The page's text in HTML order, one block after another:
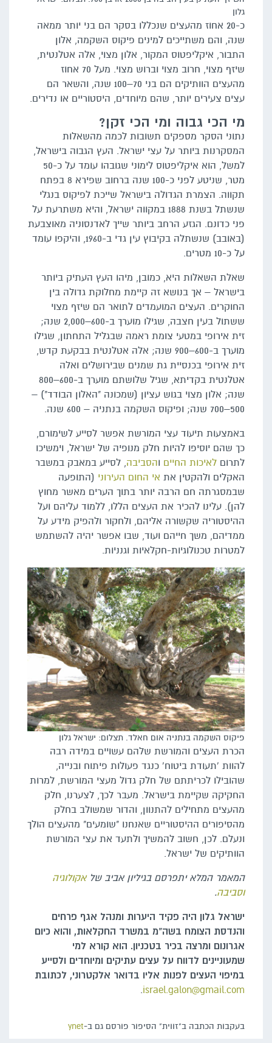
גלון
כ-20 אחוז מהעצים שנכללו בסקר הם בני יותר ממאה
שנה, והם משתייכים למינים פיקוס השקמה, אלון
התבור, איקליפטוס המקור, אלון מצוי, אלה אטלנטית,
שיזף מצוי, חרוב מצוי וברוש מצוי. מעל 70 אחוז
מהעצים הוותיקים הם בני 70–100 שנה, והשאר הם
עצים צעירים יותר, שהם מיוחדים, היסטוריים או נדירים.
מי הכי גבוה ומי הכי זקן?
נתוני הסקר מספקים תשובות לכמה מהשאלות
המסקרנות ביותר על עצי ישראל. העץ הגבוה בישראל,
למשל, הוא איקליפטוס לימוני שגובהו עומד על כ-50
מטר, שניטע לפני כ-100 שנה ברחוב שפירא 8 בפתח
תקווה. הצמרת הגדולה בישראל שייכת לפיקוס בנגלי
שנשתל בשנת 1888 במקווה ישראל, והיא משתרעת על
פני כדונם. הגזע הרחב ביותר שייך לאדנסוניה מאוצבעת
(באובב) שנשתלה בקיבוץ עין גדי ב-1960, והיקפו עומד
על כ-10 מטרים.
שאלת השאלות היא, כמובן, מיהו העץ העתיק ביותר
בישראל – אך בנושא זה קיימת מחלוקת גדולה בין
החוקרים. העצים המועמדים לתואר הם שיזף מצוי
ששתול בעין חצבה, שגילו מוערך ב-600–2,000 שנה;
זית אירופי במטעי צומת ראמה שבגליל התחתון, שגילו
מוערך ב-600–900 שנה; אלה אטלנטית בבקעת קדש,
זית אירופי בכנסיית גת שמנים שבירושלים ואלה
אטלנטית בקדיתא, שגיל שלושתם מוערך ב-600–800
שנה; אלון מצוי בגוש עציון (שמכונה "האלון הבודד") –
500–700 שנה; ופיקוס השקמה בנתניה – 600 שנה.
באמצעות תיעוד עצי המורשת אפשר לסייע לשימורם,
כך שהם יוסיפו להיות חלק מנופיה של ישראל, וימשיכו
לתרום לאיכות החיים והסביבה, לסייע במאבק במשבר
האקלים ולהקטין את אי החום העירוני (התופעה
שבמסגרתה חם הרבה יותר בתוך הערים מאשר מחוץ
להן). עלינו להכיר את העצים הללו, ללמוד עליהם ועל
ההיסטוריה שקשורה אליהם, ולחקור ולהפיק מידע על
ממדיהם, משך חייהם ועוד, שבו אפשר יהיה להשתמש
למטרות טכנולוגיות-חקלאיות וגנניות.
פיקוס השקמה בנתניה אום חאלד. תצלום: ישראל גלון
הכרת העצים והמורשת שלהם עשויים במידה רבה
להוות 'תעודת ביטוח' כנגד פעולות פיתוח ובנייה,
שהובילו לכריתתם של חלק גדול מעצי המורשת, למרות
החקיקה שקיימת בישראל. מעבר לכך, לצערנו, חלק
מהעצים מתחילים להתנוון, והדור שמשולב בחלק
מהסיפורים ההיסטוריים שאנחנו "שומעים" מהעצים הולך
ונעלם. לכן, חשוב להמשיך ולתעד את עצי המורשת
הוותיקים של ישראל.
המאמר המלא יתפרסם בגיליון אביב שלאקולוגיה
וסביבה.
ישראל גלון היה פקיד היערות ומנהל אגף פרחים
והנדסת הצומח בשה"מ במשרד החקלאות, והוא כיום
אגרונום ומרצה בכיר בטכניון. הוא קורא למי
שמעוניינים לדווח על עצים עתיקים ומיוחדים ולסייע
במיפוי העצים לפנות אליו בדואר אלקטרוני, לכתובת
israel.galon@gmail.com
.
בעקבות הכתבה ב"זווית" הסיפור פורסם גם ב-ynet